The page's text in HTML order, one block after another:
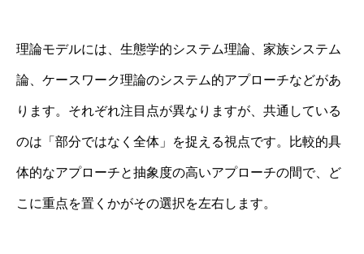
理論モデルには、生態学的システム理論、家族システム
論、ケースワーク理論のシステム的アプローチなどがあ
ります。それぞれ注目点が異なりますが、共通している
のは「部分ではなく全体」を捉える視点です。比較的具
体的なアプローチと抽象度の高いアプローチの間で、ど
こに重点を置くかがその選択を左右します。